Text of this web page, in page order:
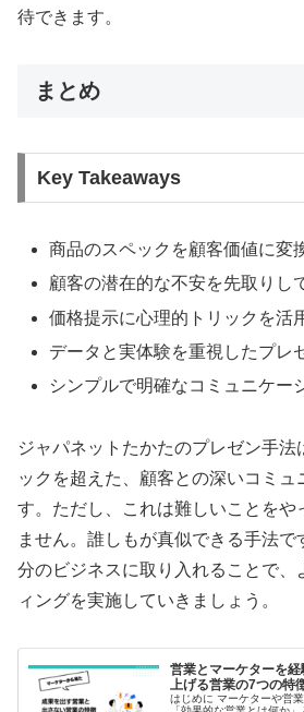
待できます。
まとめ
Key Takeaways
商品のスペックを顧客価値に変
顧客の潜在的な不安を先取りし
価格提示に心理的トリックを活
データと実体験を重視したプレ
シンプルで明確なコミュニケー
ジャパネットたかたのプレゼン手法
ックを超えた、顧客との深いコミュ
す。ただし、これは難しいことをや
ません。誰しもが真似できる手法で
分のビジネスに取り入れることで、
ィングを実施していきましょう。
営業とマーケターを
上げる営業の7つの特
はじめに マーケターや営